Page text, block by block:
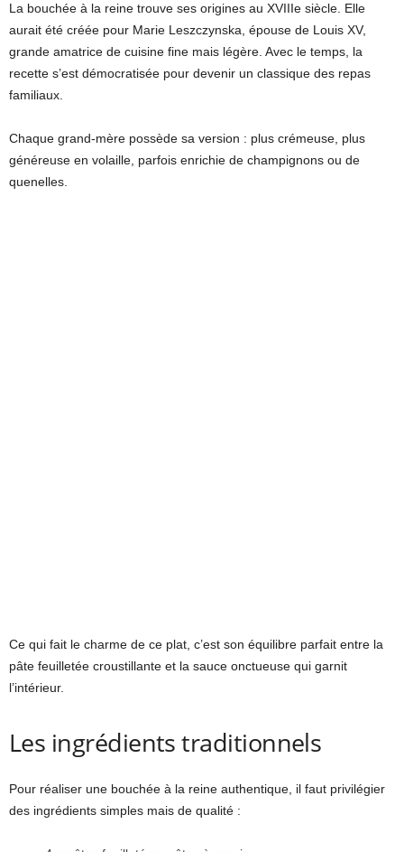
La bouchée à la reine trouve ses origines au XVIIIe siècle. Elle
aurait été créée pour Marie Leszczynska, épouse de Louis XV,
grande amatrice de cuisine fine mais légère. Avec le temps, la
recette s’est démocratisée pour devenir un classique des repas
familiaux.
Chaque grand-mère possède sa version : plus crémeuse, plus
généreuse en volaille, parfois enrichie de champignons ou de
quenelles.
Ce qui fait le charme de ce plat, c’est son équilibre parfait entre la
pâte feuilletée croustillante et la sauce onctueuse qui garnit
l’intérieur.
Les ingrédients traditionnels
Pour réaliser une bouchée à la reine authentique, il faut privilégier
des ingrédients simples mais de qualité :